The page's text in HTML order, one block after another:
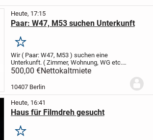
Heute, 17:15
Paar: W47, M53 suchen Unterkunft
Merken
Wir ( Paar: W47, M53 ) suchen eine
Unterkunft. ( Zimmer, Wohnung, WG etc.
)Wir freuen uns über jede respektvolle
unsittlichen Angeboten, Abstand zu
500,00 €Nettokaltmiete
10407 Berlin
Heute, 16:41
Haus für Filmdreh gesucht
Merken